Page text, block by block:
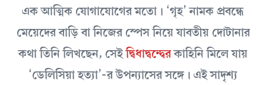
এক আত্মিক যোগাযোগের মতো। ‘গৃহ’ নামক প্রবন্ধে
মেয়েদের বাড়ি বা নিজের স্পেস নিয়ে যাবতীয় দোটানার
কথা তিনি লিখছেন, সেইদ্বিধাদ্বন্দ্বেরকাহিনি মিলে যায়
‘ডেলিসিয়া হত্যা’-র উপন্যাসের সঙ্গে। এই সাদৃশ্য